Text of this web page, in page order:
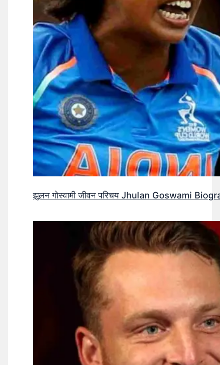
झूलन गोस्वामी जीवन परिचय Jhulan Goswami